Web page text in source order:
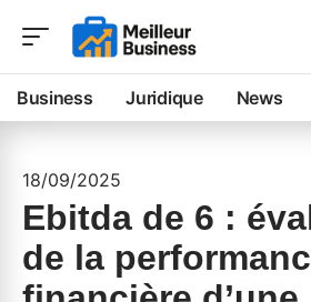
Business Juridique News
18/09/2025
Ebitda de 6 :
de la